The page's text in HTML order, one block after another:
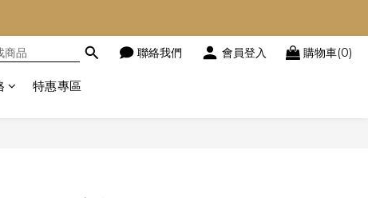
聯絡我們 會員登入 購物車(0)
特惠專區